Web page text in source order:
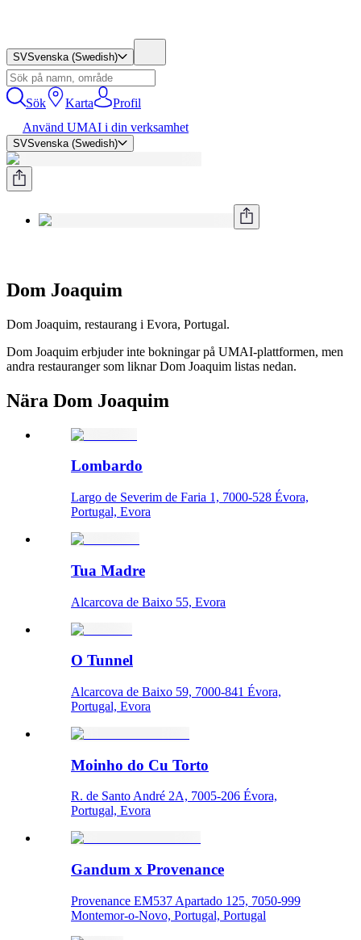
SVSvenska (Swedish)
Sök Karta
Profil
Använd UMAI i din verksamhet
SVSvenska (Swedish)
Dom Joaquim
Dom Joaquim, restaurang i Evora, Portugal.
Dom Joaquim erbjuder inte bokningar på UMAI-plattformen, men
andra restauranger som liknar Dom Joaquim listas nedan.
Nära Dom Joaquim
Lombardo
Largo de Severim de Faria 1, 7000-528 Évora,
Portugal, Evora
Tua Madre
Alcarcova de Baixo 55, Evora
O Tunnel
Alcarcova de Baixo 59, 7000-841 Évora,
Portugal, Evora
Moinho do Cu Torto
R. de Santo André 2A, 7005-206 Évora,
Portugal, Evora
Gandum x Provenance
Provenance EM537 Apartado 125, 7050-999
Montemor-o-Novo, Portugal, Portugal